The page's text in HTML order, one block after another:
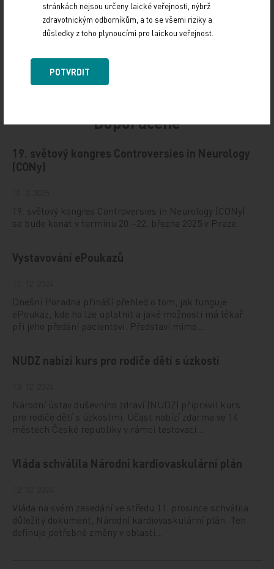
Doporučené
19. světový kongres Controversies in Neurology
(CONy)
19. světový kongres Controversies in Neurology (CONy)
se bude konat v termínu 20.–22. března 2025 v Praze.
Vystavování ePoukazů
Dnešní Poradna přináší přehled o tom, jak funguje
ePoukaz, kde ho lze uplatnit a jaké možnosti má lékař
při jeho předání pacientovi. Představí mimo…
NUDZ nabízí kurs pro rodiče dětí s úzkostí
Národní ústav duševního zdraví (NUDZ) připravil kurs
pro rodiče dětí s úzkostmi. Účast nabízí zdarma ve 14
městech České republiky v rámci testovací…
Vláda schválila Národní kardiovaskulární plán
Vláda na svém zasedání ve středu 11. prosince schválila
důležitý dokument, Národní kardiovaskulární plán. Ten
definuje potřebné změny v oblasti…
stránkách nejsou určeny laické veřejnosti, nýbrž
zdravotnickým odborníkům, a to se všemi riziky a
důsledky z toho plynoucími pro laickou veřejnost.
POTVRDIT